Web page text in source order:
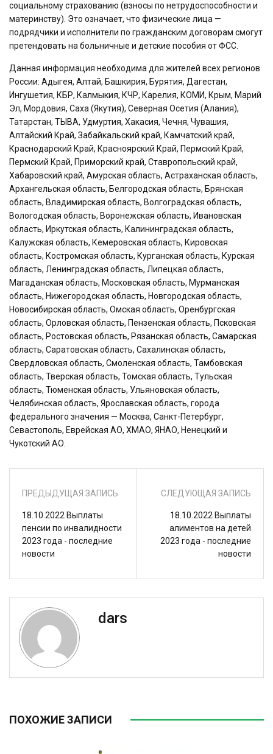
социальному страхованию (взносы по нетрудоспособности и
материнству). Это означает, что физические лица —
подрядчики и исполнители по гражданским договорам смогут
претендовать на больничные и детские пособия от ФСС.
Данная информация необходима для жителей всех регионов
России: Адыгея, Алтай, Башкирия, Бурятия, Дагестан,
Ингушетия, КБР, Калмыкия, КЧР, Карелия, КОМИ, Крым, Марий
Эл, Мордовия, Саха (Якутия), Северная Осетия (Алания),
Татарстан, ТЫВА, Удмуртия, Хакасия, Чечня, Чувашия,
Алтайский Край, Забайкальский край, Камчатский край,
Краснодарский Край, Красноярский Край, Пермский Край,
Пермский Край, Приморский край, Ставропольский край,
Хабаровский край, Амурская область, Астраханская область,
Архангельская область, Белгородская область, Брянская
область, Владимирская область, Волгоградская область,
Вологодская область, Воронежская область, Ивановская
область, Иркутская область, Калининградская область,
Калужская область, Кемеровская область, Кировская
область, Костромская область, Курганская область, Курская
область, Ленинградская область, Липецкая область,
Магаданская область, Московская область, Мурманская
область, Нижегородская область, Новгородская область,
Новосибирская область, Омская область, Оренбургская
область, Орловская область, Пензенская область, Псковская
область, Ростовская область, Рязанская область, Самарская
область, Саратовская область, Сахалинская область,
Свердловская область, Смоленская область, Тамбовская
область, Тверская область, Томская область, Тульская
область, Тюменская область, Ульяновская область,
Челябинская область, Ярославская область, города
федерального значения — Москва, Санкт-Петербург,
Севастополь, Еврейская АО, ХМАО, ЯНАО, Ненецкий и
Чукотский АО.
ПРЕДЫДУЩАЯ ЗАПИСЬ
18.10.2022 Выплаты
пенсии по инвалидности
2023 года - последние
новости
СЛЕДУЮЩАЯ ЗАПИСЬ
18.10.2022 Выплаты
алиментов на детей
2023 года - последние
новости
dars
ПОХОЖИЕ ЗАПИСИ